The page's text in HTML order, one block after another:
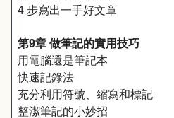
4 步寫出一手好文章
第9章 做筆記的實用技巧
用電腦還是筆記本
快速記錄法
充分利用符號、縮寫和標記
整潔筆記的小妙招